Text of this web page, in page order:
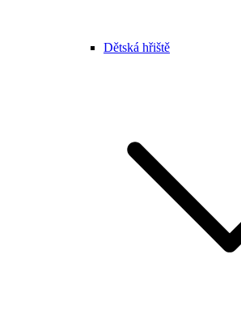
Dětská hřiště